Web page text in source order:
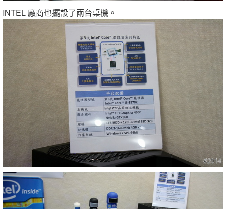
INTEL 廠商也擺設了兩台桌機。